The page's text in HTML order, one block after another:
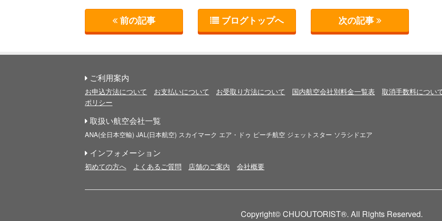
前の記事 ブログトップへ 次の記事
ご利用案内
お申込方法について お支払いについて お受取り方法について 国内航空会社別料金一覧表 取消手数料につい
ポリシー
取扱い航空会社一覧
ANA(全日本空輸) JAL(日本航空) スカイマーク エア・ドゥ ピーチ航空 ジェットスター ソラシドエア
インフォメーション
初めての方へ よくあるご質問 店舗のご案内 会社概要
Copyright© CHUOUTORIST®. All Rights Reserved.